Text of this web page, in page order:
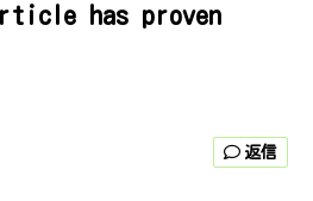
has proven
返信